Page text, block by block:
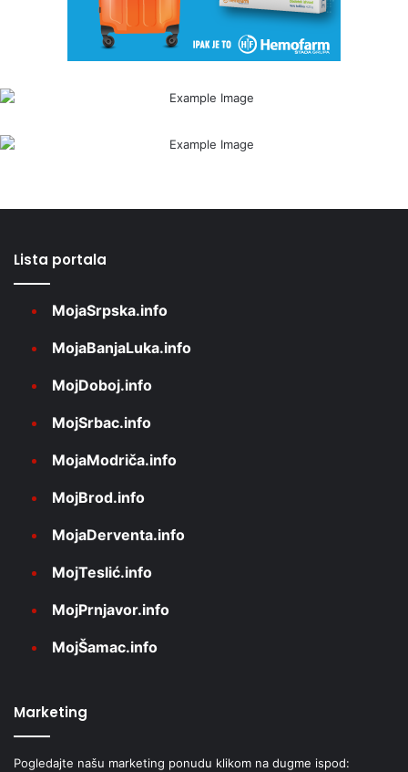
Lista portala
MojaSrpska.info
MojaBanjaLuka.info
MojDoboj.info
MojSrbac.info
MojaModriča.info
MojBrod.info
MojaDerventa.info
MojTeslić.info
MojPrnjavor.info
MojŠamac.info
Marketing
Pogledajte našu marketing ponudu klikom na dugme ispod: